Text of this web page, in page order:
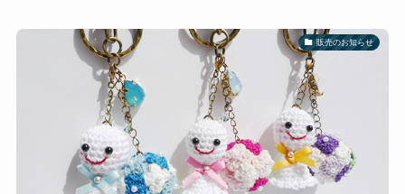
販売のお知らせ